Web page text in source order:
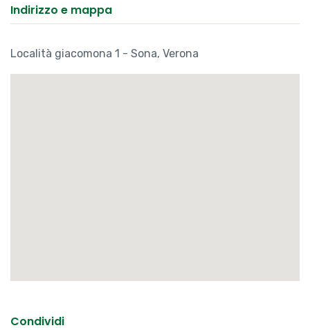
Indirizzo e mappa
Località giacomona 1 - Sona, Verona
Condividi